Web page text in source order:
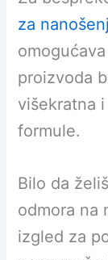
za
proizvoda
višekratna
formule.
Bilo da
odmora na
izgled za